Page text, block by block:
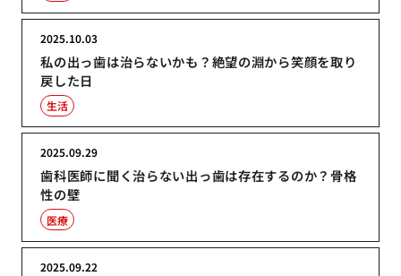
私の出っ歯は治らないかも？絶望の淵から笑顔を取り
戻した日
2025.10.03
生活
歯科医師に聞く治らない出っ歯は存在するのか？骨格
性の壁
2025.09.29
医療
2025.09.22